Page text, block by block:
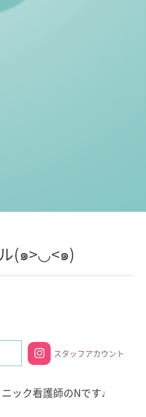
(๑>◡<๑)
スタッフアカウント
ック看護師のNです♩